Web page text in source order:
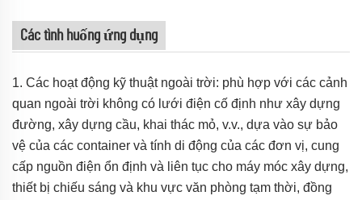
Các tình huống ứng dụng
1. Các hoạt động kỹ thuật ngoài trời: phù hợp với các cảnh
quan ngoài trời không có lưới điện cố định như xây dựng
đường, xây dựng cầu, khai thác mỏ, v.v., dựa vào sự bảo
vệ của các container và tính di động của các đơn vị, cung
cấp nguồn điện ổn định và liên tục cho máy móc xây dựng,
thiết bị chiếu sáng và khu vực văn phòng tạm thời, đồng